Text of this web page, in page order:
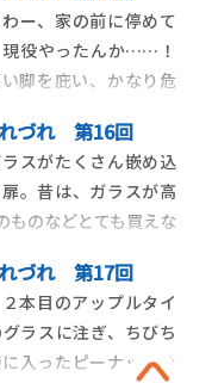
行機のチケットを往
帰りのチケットを前
まりちゃんと帰国す
ー、家の前に停めて
役やったんか……！
脚を庇い、かなり危
アを開けてくれま
ルにジェントルマー
も私は座る前に、自動
てしまいました。イ
づれ 第16回
スがたくさん嵌め込
。昔は、ガラスが高
ものなどとても買えな
リと嵌めるのが一般
。その扉の向こうに
かっていました。い
、煙草の煙でした。
づれ 第17回
本目のアップルタイ
ラスに注ぎ、ちびち
入ったピーナッツを